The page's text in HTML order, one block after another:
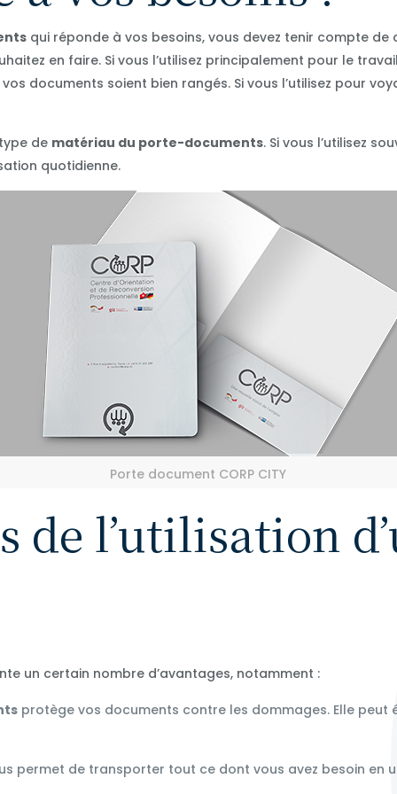
qui réponde à vos besoins, vous devez tenir compte
en faire. Si vous l’utilisez principalement pour le
documents soient bien rangés. Si vous l’utilisez pour
de matériau du porte-documents. Si vous l’utilisez
quotidienne.
Porte document CORP CITY
de l’utilisation
un certain nombre d’avantages, notamment :
protège vos documents contre les dommages. Elle
permet de transporter tout ce dont vous avez besoin en